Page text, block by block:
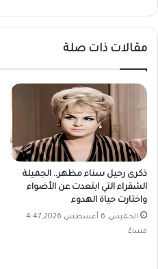
مقالات ذات صلة
ذكرى رحيل سناء مظهر.. الجميلة
الشقراء التي ابتعدت عن الأضواء
واختارت حياة الهدوء
الخميس, 6 أغسطس 2026, 4:47
مساءً